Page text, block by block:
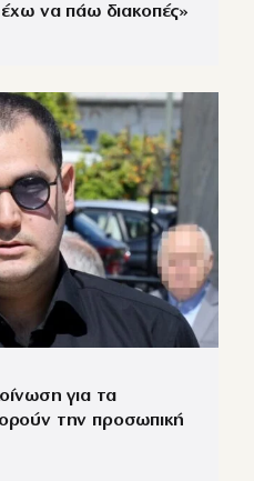
να πάω διακοπές»
για τα
την προσωπική